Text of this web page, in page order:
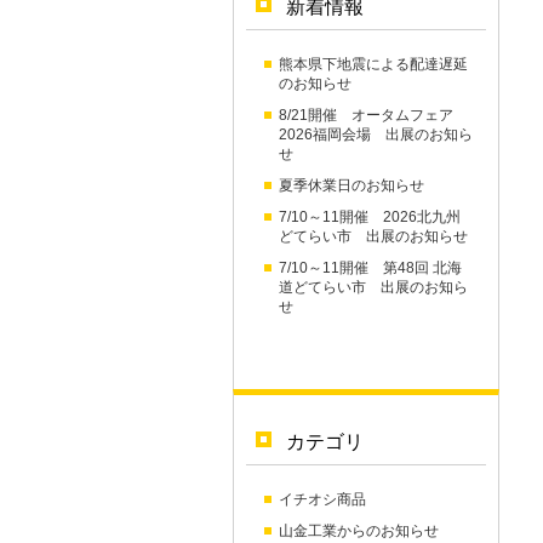
新着情報
熊本県下地震による配達遅延
のお知らせ
8/21開催 オータムフェア
2026福岡会場 出展のお知ら
せ
夏季休業日のお知らせ
7/10～11開催 2026北九州
どてらい市 出展のお知らせ
7/10～11開催 第48回 北海
道どてらい市 出展のお知ら
せ
カテゴリ
イチオシ商品
山金工業からのお知らせ